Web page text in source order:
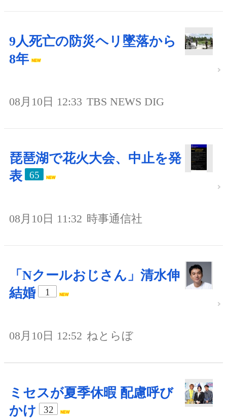
9人死亡の防災ヘリ墜落から
8年
08月10日 12:33 TBS NEWS DIG
琵琶湖で花火大会、中止を発
表
65
08月10日 11:32 時事通信社
「Nクールおじさん」清水伸
結婚
1
08月10日 12:52 ねとらぼ
ミセスが夏季休暇 配慮呼び
かけ
32